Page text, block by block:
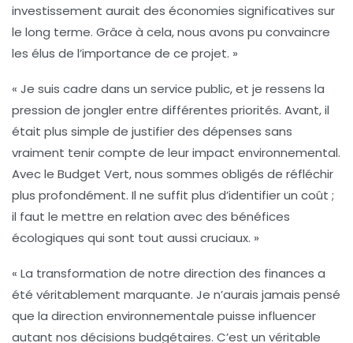
investissement aurait des économies significatives sur
le long terme. Grâce à cela, nous avons pu convaincre
les élus de l’importance de ce projet. »
« Je suis cadre dans un service public, et je ressens la
pression de jongler entre différentes priorités. Avant, il
était plus simple de justifier des dépenses sans
vraiment tenir compte de leur impact environnemental.
Avec le Budget Vert, nous sommes obligés de réfléchir
plus profondément. Il ne suffit plus d’identifier un coût ;
il faut le mettre en relation avec des bénéfices
écologiques qui sont tout aussi cruciaux. »
« La transformation de notre direction des finances a
été véritablement marquante. Je n’aurais jamais pensé
que la direction environnementale puisse influencer
autant nos décisions budgétaires. C’est un véritable